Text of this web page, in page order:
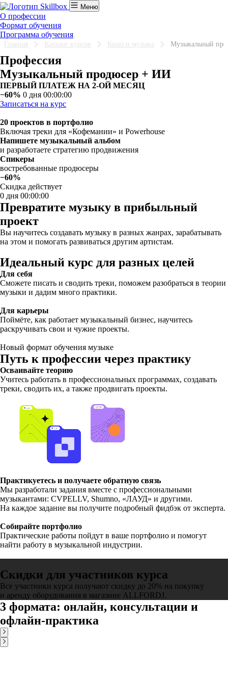
Меню
О профессии
Формат обучения
Программа обучения
Главная Каталог курсов Кино и музыка Музыкальный
Профессия
Музыкальный продюсер + ИИ
ПЕРВЫЙ ПЛАТЕЖ НА 2-ОЙ МЕСЯЦ
−60% 0 дня 00:00:00
Записаться на курс
20 проектов в портфолио
Включая треки для «Кофемании» и Powerhouse
Напишете музыкальный альбом
и разработаете стратегию продвижения
Спикеры
востребованные продюсеры
−60%
Скидка действует
0 дня 00:00:00
Превратите музыку в прибыльный
проект
Вы научитесь создавать музыку в разных жанрах, зарабатывать
на этом и помогать развиваться другим артистам.
Идеальный курс для разных целей
Для себя
Сможете писать и сводить треки, поможем разобраться в теории
музыки и дадим много практики.
Для карьеры
Поймёте, как работает музыкальный бизнес, научитесь
раскручивать свои и чужие проекты.
Новый формат обучения музыке
Путь к профессии через практику
Осваивайте теорию
Учитесь работать в профессиональных программах, создавать
треки, сводить их, а также продвигать проекты.
Практикуетесь и получаете обратную связь
Мы разработали задания вместе с профессиональными
музыкантами: CVPELLV, Shumno, «ЛАУД» и другими.
На каждое задание вы получите подробный фидбэк от эксперта.
Собирайте портфолио
Практические работы пойдут в ваше портфолио и помогут
найти работу в музыкальной индустрии.
Скидки для участников курса
Все участники курса получают скидку до 20% на покупку
и аренду оборудования в магазине ALLFORDJ.
3 формата: онлайн, консультации и
офлайн-практика